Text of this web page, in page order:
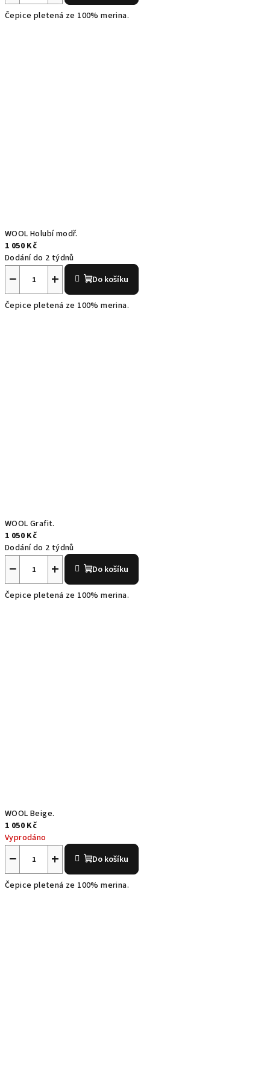
Čepice pletená ze 100% merina.
WOOL Holubí modř.
1 050 Kč
Dodání do 2 týdnů
+
− Do košíku
Čepice pletená ze 100% merina.
WOOL Grafit.
1 050 Kč
Dodání do 2 týdnů
+
− Do košíku
Čepice pletená ze 100% merina.
WOOL Beige.
1 050 Kč
Vyprodáno
+
− Do košíku
Čepice pletená ze 100% merina.